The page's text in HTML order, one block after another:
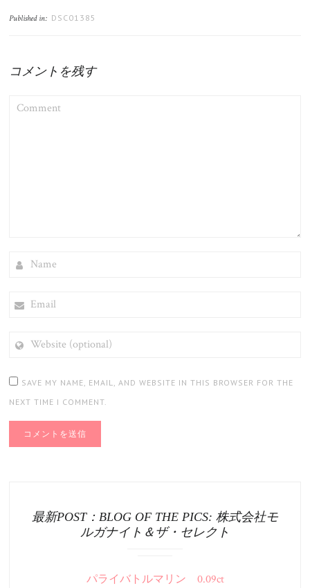
Published in: DSC01385
コメントを残す
(OPTIONAL)
SAVE MY NAME, EMAIL, AND WEBSITE IN THIS BROWSER FOR THE
NEXT TIME I COMMENT.
最新POST：BLOG OF THE PICS: 株式会社モ
ルガナイト＆ザ・セレクト
パライバトルマリン 0.09ct